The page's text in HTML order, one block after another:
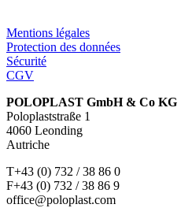
Mentions légales
Protection des données
Sécurité
CGV
POLOPLAST GmbH & Co KG
Poloplaststraße 1
4060 Leonding
Autriche
T+43 (0) 732 / 38 86 0
F+43 (0) 732 / 38 86 9
office@poloplast.com